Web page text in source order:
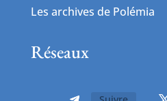
Les archives de Polémia
Réseaux